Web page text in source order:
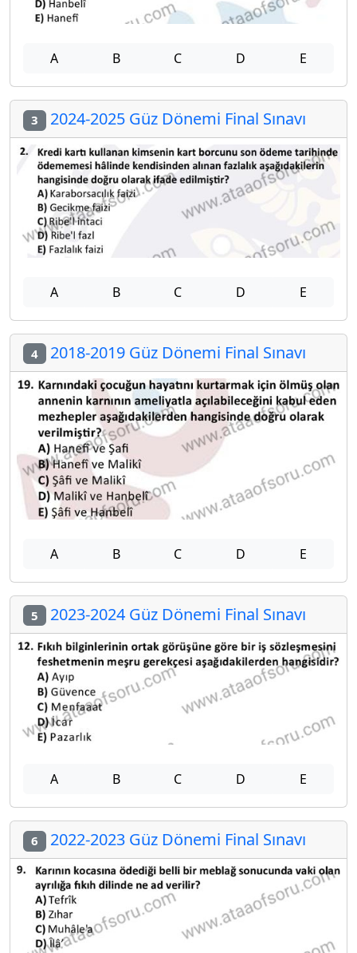
A B C D E
3 2024-2025 Güz Dönemi Final Sınavı
A B C D E
4 2018-2019 Güz Dönemi Final Sınavı
A B C D E
5 2023-2024 Güz Dönemi Final Sınavı
A B C D E
6 2022-2023 Güz Dönemi Final Sınavı